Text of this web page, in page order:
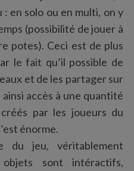
: en solo ou en multi, on y
(possibilité de jouer à
potes). Ceci est de plus
le fait qu’il possible de
et de les partager sur
accès à une quantité
par les joueurs du
énorme.
du jeu, véritablement
sont intéractifs,